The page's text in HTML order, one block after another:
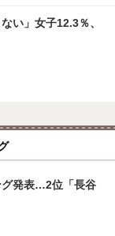
い」女子12.3％、
グ発表…2位「長谷